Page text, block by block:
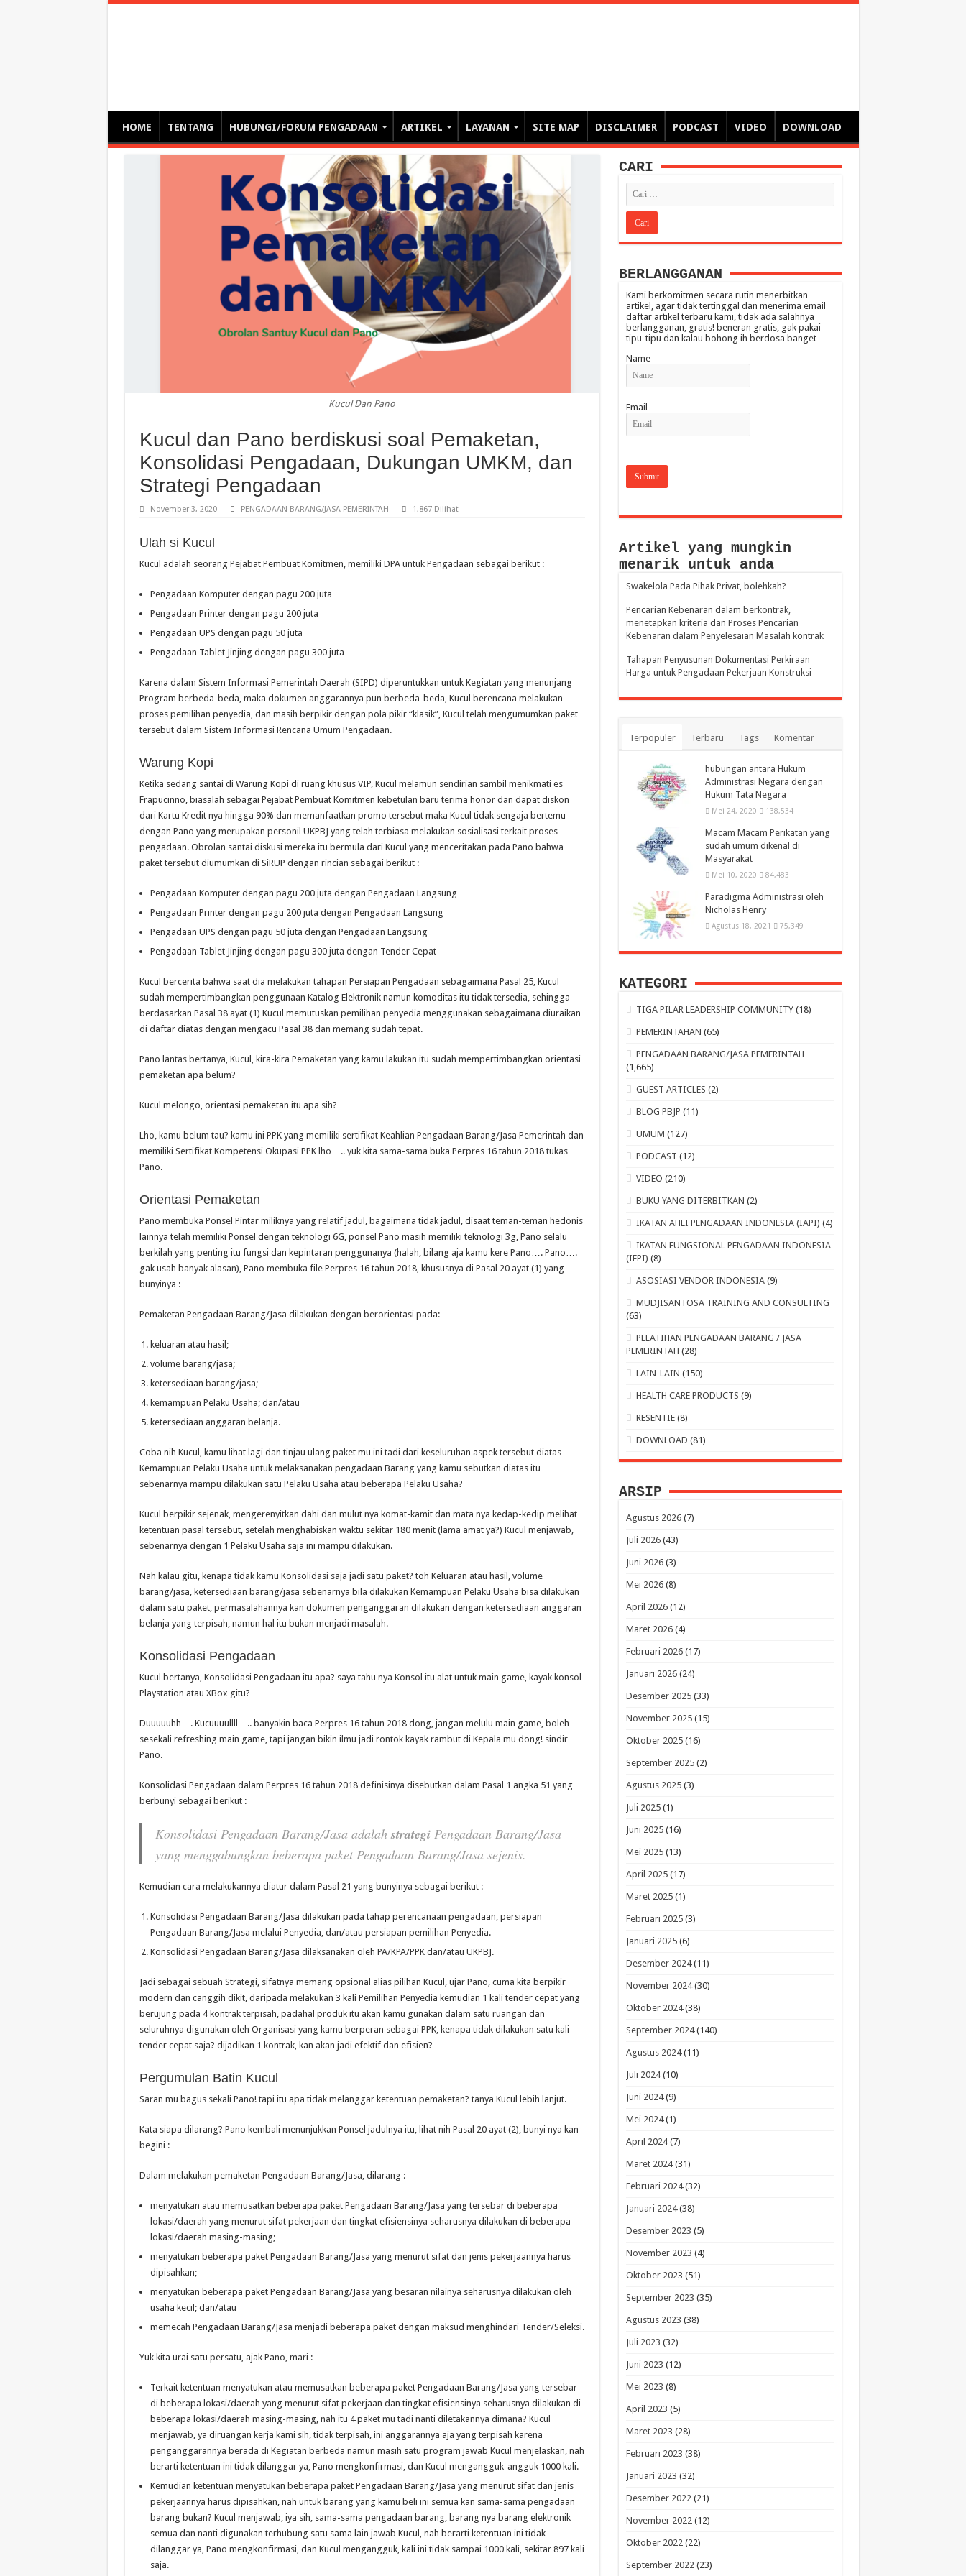
HOME TENTANG HUBUNGI/FORUM PENGADAAN ARTIKEL LAYANAN SITE MAP DISCLAIMER PODCAST VIDEO DOWNLOAD
Kucul Dan Pano
Kucul dan Pano berdiskusi soal Pemaketan,
Konsolidasi Pengadaan, Dukungan UMKM, dan
Strategi Pengadaan
November 3, 2020 PENGADAAN BARANG/JASA PEMERINTAH 1,867 Dilihat
Ulah si Kucul
Kucul adalah seorang Pejabat Pembuat Komitmen, memiliki DPA untuk Pengadaan sebagai berikut :
Pengadaan Komputer dengan pagu 200 juta
Pengadaan Printer dengan pagu 200 juta
Pengadaan UPS dengan pagu 50 juta
Pengadaan Tablet Jinjing dengan pagu 300 juta
Karena dalam Sistem Informasi Pemerintah Daerah (SIPD) diperuntukkan untuk Kegiatan yang menunjang
Program berbeda-beda, maka dokumen anggarannya pun berbeda-beda, Kucul berencana melakukan
proses pemilihan penyedia, dan masih berpikir dengan pola pikir “klasik”, Kucul telah mengumumkan paket
tersebut dalam Sistem Informasi Rencana Umum Pengadaan.
Warung Kopi
Ketika sedang santai di Warung Kopi di ruang khusus VIP, Kucul melamun sendirian sambil menikmati es
Frapucinno, biasalah sebagai Pejabat Pembuat Komitmen kebetulan baru terima honor dan dapat diskon
dari Kartu Kredit nya hingga 90% dan memanfaatkan promo tersebut maka Kucul tidak sengaja bertemu
dengan Pano yang merupakan personil UKPBJ yang telah terbiasa melakukan sosialisasi terkait proses
pengadaan. Obrolan santai diskusi mereka itu bermula dari Kucul yang menceritakan pada Pano bahwa
paket tersebut diumumkan di SiRUP dengan rincian sebagai berikut :
Pengadaan Komputer dengan pagu 200 juta dengan Pengadaan Langsung
Pengadaan Printer dengan pagu 200 juta dengan Pengadaan Langsung
Pengadaan UPS dengan pagu 50 juta dengan Pengadaan Langsung
Pengadaan Tablet Jinjing dengan pagu 300 juta dengan Tender Cepat
Kucul bercerita bahwa saat dia melakukan tahapan Persiapan Pengadaan sebagaimana Pasal 25, Kucul
sudah mempertimbangkan penggunaan Katalog Elektronik namun komoditas itu tidak tersedia, sehingga
berdasarkan Pasal 38 ayat (1) Kucul memutuskan pemilihan penyedia menggunakan sebagaimana diuraikan
di daftar diatas dengan mengacu Pasal 38 dan memang sudah tepat.
Pano lantas bertanya, Kucul, kira-kira Pemaketan yang kamu lakukan itu sudah mempertimbangkan orientasi
pemaketan apa belum?
Kucul melongo, orientasi pemaketan itu apa sih?
Lho, kamu belum tau? kamu ini PPK yang memiliki sertifikat Keahlian Pengadaan Barang/Jasa Pemerintah dan
memiliki Sertifikat Kompetensi Okupasi PPK lho….. yuk kita sama-sama buka Perpres 16 tahun 2018 tukas
Pano.
Orientasi Pemaketan
Pano membuka Ponsel Pintar miliknya yang relatif jadul, bagaimana tidak jadul, disaat teman-teman hedonis
lainnya telah memiliki Ponsel dengan teknologi 6G, ponsel Pano masih memiliki teknologi 3g, Pano selalu
berkilah yang penting itu fungsi dan kepintaran penggunanya (halah, bilang aja kamu kere Pano…. Pano….
gak usah banyak alasan), Pano membuka file Perpres 16 tahun 2018, khususnya di Pasal 20 ayat (1) yang
bunyinya :
Pemaketan Pengadaan Barang/Jasa dilakukan dengan berorientasi pada:
keluaran atau hasil;
volume barang/jasa;
ketersediaan barang/jasa;
kemampuan Pelaku Usaha; dan/atau
ketersediaan anggaran belanja.
Coba nih Kucul, kamu lihat lagi dan tinjau ulang paket mu ini tadi dari keseluruhan aspek tersebut diatas
Kemampuan Pelaku Usaha untuk melaksanakan pengadaan Barang yang kamu sebutkan diatas itu
sebenarnya mampu dilakukan satu Pelaku Usaha atau beberapa Pelaku Usaha?
Kucul berpikir sejenak, mengerenyitkan dahi dan mulut nya komat-kamit dan mata nya kedap-kedip melihat
ketentuan pasal tersebut, setelah menghabiskan waktu sekitar 180 menit (lama amat ya?) Kucul menjawab,
sebenarnya dengan 1 Pelaku Usaha saja ini mampu dilakukan.
Nah kalau gitu, kenapa tidak kamu Konsolidasi saja jadi satu paket? toh Keluaran atau hasil, volume
barang/jasa, ketersediaan barang/jasa sebenarnya bila dilakukan Kemampuan Pelaku Usaha bisa dilakukan
dalam satu paket, permasalahannya kan dokumen penganggaran dilakukan dengan ketersediaan anggaran
belanja yang terpisah, namun hal itu bukan menjadi masalah.
Konsolidasi Pengadaan
Kucul bertanya, Konsolidasi Pengadaan itu apa? saya tahu nya Konsol itu alat untuk main game, kayak konsol
Playstation atau XBox gitu?
Duuuuuhh…. Kucuuuullll….. banyakin baca Perpres 16 tahun 2018 dong, jangan melulu main game, boleh
sesekali refreshing main game, tapi jangan bikin ilmu jadi rontok kayak rambut di Kepala mu dong! sindir
Pano.
Konsolidasi Pengadaan dalam Perpres 16 tahun 2018 definisinya disebutkan dalam Pasal 1 angka 51 yang
berbunyi sebagai berikut :
Konsolidasi Pengadaan Barang/Jasa adalahstrategiPengadaan Barang/Jasa
yang menggabungkan beberapa paket Pengadaan Barang/Jasa sejenis.
Kemudian cara melakukannya diatur dalam Pasal 21 yang bunyinya sebagai berikut :
Konsolidasi Pengadaan Barang/Jasa dilakukan pada tahap perencanaan pengadaan, persiapan
Pengadaan Barang/Jasa melalui Penyedia, dan/atau persiapan pemilihan Penyedia.
Konsolidasi Pengadaan Barang/Jasa dilaksanakan oleh PA/KPA/PPK dan/atau UKPBJ.
Jadi sebagai sebuah Strategi, sifatnya memang opsional alias pilihan Kucul, ujar Pano, cuma kita berpikir
modern dan canggih dikit, daripada melakukan 3 kali Pemilihan Penyedia kemudian 1 kali tender cepat yang
berujung pada 4 kontrak terpisah, padahal produk itu akan kamu gunakan dalam satu ruangan dan
seluruhnya digunakan oleh Organisasi yang kamu berperan sebagai PPK, kenapa tidak dilakukan satu kali
tender cepat saja? dijadikan 1 kontrak, kan akan jadi efektif dan efisien?
Pergumulan Batin Kucul
Saran mu bagus sekali Pano! tapi itu apa tidak melanggar ketentuan pemaketan? tanya Kucul lebih lanjut.
Kata siapa dilarang? Pano kembali menunjukkan Ponsel jadulnya itu, lihat nih Pasal 20 ayat (2), bunyi nya kan
begini :
Dalam melakukan pemaketan Pengadaan Barang/Jasa, dilarang :
menyatukan atau memusatkan beberapa paket Pengadaan Barang/Jasa yang tersebar di beberapa
lokasi/daerah yang menurut sifat pekerjaan dan tingkat efisiensinya seharusnya dilakukan di beberapa
lokasi/daerah masing-masing;
menyatukan beberapa paket Pengadaan Barang/Jasa yang menurut sifat dan jenis pekerjaannya harus
dipisahkan;
menyatukan beberapa paket Pengadaan Barang/Jasa yang besaran nilainya seharusnya dilakukan oleh
usaha kecil; dan/atau
memecah Pengadaan Barang/Jasa menjadi beberapa paket dengan maksud menghindari Tender/Seleksi.
Yuk kita urai satu persatu, ajak Pano, mari :
Terkait ketentuan menyatukan atau memusatkan beberapa paket Pengadaan Barang/Jasa yang tersebar
di beberapa lokasi/daerah yang menurut sifat pekerjaan dan tingkat efisiensinya seharusnya dilakukan di
beberapa lokasi/daerah masing-masing, nah itu 4 paket mu tadi nanti diletakannya dimana? Kucul
menjawab, ya diruangan kerja kami sih, tidak terpisah, ini anggarannya aja yang terpisah karena
penganggarannya berada di Kegiatan berbeda namun masih satu program jawab Kucul menjelaskan, nah
berarti ketentuan ini tidak dilanggar ya, Pano mengkonfirmasi, dan Kucul mengangguk-angguk 1000 kali.
Kemudian ketentuan menyatukan beberapa paket Pengadaan Barang/Jasa yang menurut sifat dan jenis
pekerjaannya harus dipisahkan, nah untuk barang yang kamu beli ini semua kan sama-sama pengadaan
barang bukan? Kucul menjawab, iya sih, sama-sama pengadaan barang, barang nya barang elektronik
semua dan nanti digunakan terhubung satu sama lain jawab Kucul, nah berarti ketentuan ini tidak
dilanggar ya, Pano mengkonfirmasi, dan Kucul mengangguk, kali ini tidak sampai 1000 kali, sekitar 897 kali
saja.
CARI
BERLANGGANAN
Kami berkomitmen secara rutin menerbitkan
artikel, agar tidak tertinggal dan menerima email
daftar artikel terbaru kami, tidak ada salahnya
berlangganan, gratis! beneran gratis, gak pakai
tipu-tipu dan kalau bohong ih berdosa banget
Name
Email
Artikel yang mungkin
menarik untuk anda
Swakelola Pada Pihak Privat, bolehkah?
Pencarian Kebenaran dalam berkontrak,
menetapkan kriteria dan Proses Pencarian
Kebenaran dalam Penyelesaian Masalah kontrak
Tahapan Penyusunan Dokumentasi Perkiraan
Harga untuk Pengadaan Pekerjaan Konstruksi
Terpopuler Terbaru Tags Komentar
hubungan antara Hukum
Administrasi Negara dengan
Hukum Tata Negara
Mei 24, 2020 138,534
Macam Macam Perikatan yang
sudah umum dikenal di
Masyarakat
Mei 10, 2020 84,483
Paradigma Administrasi oleh
Nicholas Henry
Agustus 18, 2021 75,349
KATEGORI
TIGA PILAR LEADERSHIP COMMUNITY (18)
PEMERINTAHAN (65)
PENGADAAN BARANG/JASA PEMERINTAH
(1,665)
GUEST ARTICLES (2)
BLOG PBJP (11)
UMUM (127)
PODCAST (12)
VIDEO (210)
BUKU YANG DITERBITKAN (2)
IKATAN AHLI PENGADAAN INDONESIA (IAPI) (4)
IKATAN FUNGSIONAL PENGADAAN INDONESIA
(IFPI) (8)
ASOSIASI VENDOR INDONESIA (9)
MUDJISANTOSA TRAINING AND CONSULTING
(63)
PELATIHAN PENGADAAN BARANG / JASA
PEMERINTAH (28)
LAIN-LAIN (150)
HEALTH CARE PRODUCTS (9)
RESENTIE (8)
DOWNLOAD (81)
ARSIP
Agustus 2026(7)
Juli 2026(43)
Juni 2026(3)
Mei 2026(8)
April 2026(12)
Maret 2026(4)
Februari 2026(17)
Januari 2026(24)
Desember 2025(33)
November 2025(15)
Oktober 2025(16)
September 2025(2)
Agustus 2025(3)
Juli 2025(1)
Juni 2025(16)
Mei 2025(13)
April 2025(17)
Maret 2025(1)
Februari 2025(3)
Januari 2025(6)
Desember 2024(11)
November 2024(30)
Oktober 2024(38)
September 2024(140)
Agustus 2024(11)
Juli 2024(10)
Juni 2024(9)
Mei 2024(1)
April 2024(7)
Maret 2024(31)
Februari 2024(32)
Januari 2024(38)
Desember 2023 (5)
November 2023 (4)
Oktober 2023 (51)
September 2023 (35)
Agustus 2023 (38)
Juli 2023 (32)
Juni 2023 (12)
Mei 2023 (8)
April 2023 (5)
Maret 2023 (28)
Februari 2023 (38)
Januari 2023 (32)
Desember 2022(21)
November 2022(12)
Oktober 2022(22)
September 2022(23)